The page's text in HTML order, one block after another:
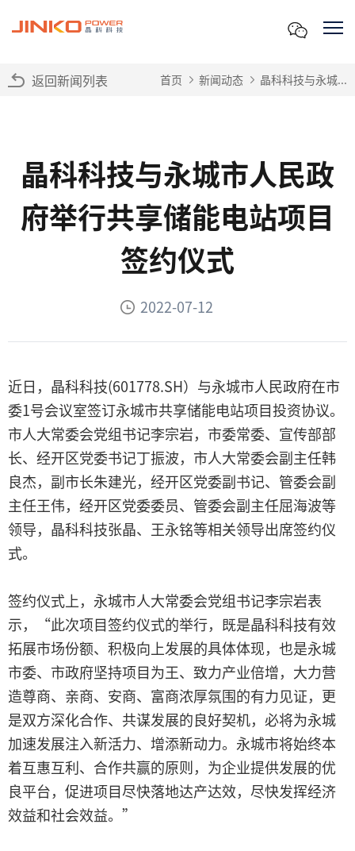
返回新闻列表 首页 新闻动态 晶科科技与永城...
晶科科技与永城市人民政
府举行共享储能电站项目
签约仪式
2022-07-12
近日，晶科科技(601778.SH）与永城市人民政府在市
委1号会议室签订永城市共享储能电站项目投资协议。
市人大常委会党组书记李宗岩，市委常委、宣传部部
长、经开区党委书记丁振波，市人大常委会副主任韩
良杰，副市长朱建光，经开区党委副书记、管委会副
主任王伟，经开区党委委员、管委会副主任屈海波等
领导，晶科科技张晶、王永铭等相关领导出席签约仪
式。
签约仪式上，永城市人大常委会党组书记李宗岩表
示，“此次项目签约仪式的举行，既是晶科科技有效
拓展市场份额、积极向上发展的具体体现，也是永城
市委、市政府坚持项目为王、致力产业倍增，大力营
造尊商、亲商、安商、富商浓厚氛围的有力见证，更
是双方深化合作、共谋发展的良好契机，必将为永城
加速发展注入新活力、增添新动力。永城市将始终本
着互惠互利、合作共赢的原则，为企业提供发展的优
良平台，促进项目尽快落地达产达效，尽快发挥经济
效益和社会效益。”